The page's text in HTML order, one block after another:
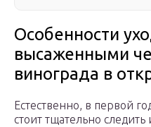
Особенности
высаженными
винограда в
Естественно, в первой
стоит тщательно следить